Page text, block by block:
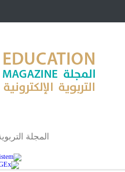
شراكة
لماذا تعد برامج
المجلة